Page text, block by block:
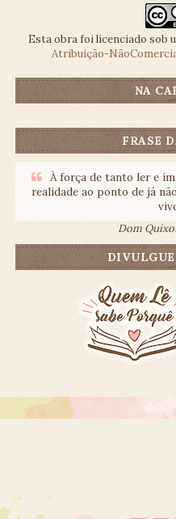
Esta obra foi licenciado sob
Atribuição-
NA
FRASE
À força de tanto ler e
realidade ao ponto de já
Dom